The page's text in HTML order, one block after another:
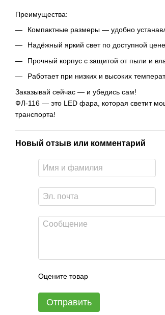
Преимущества:
Компактные размеры — удобно
Надёжный яркий свет по доступной цене
Прочный корпус с защитой от пыли и
Работает при низких и высоких
Заказывай сейчас — и убедись сам!
ФЛ-116 — это LED фара, которая светит
транспорта!
Новый отзыв или комментарий
Оцените товар
Отправить